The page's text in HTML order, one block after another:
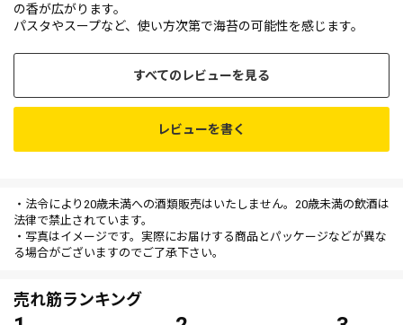
の香が広がります。
パスタやスープなど、使い方次第で海苔の可能性を感じます。
すべてのレビューを見る
レビューを書く
・法令により20歳未満への酒類販売はいたしません。20歳未満の飲酒は
法律で禁止されています。
・写真はイメージです。実際にお届けする商品とパッケージなどが異な
る場合がございますのでご了承下さい。
売れ筋ランキング